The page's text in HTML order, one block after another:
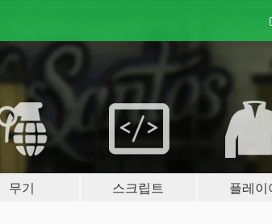
무기 스크립트 플레이